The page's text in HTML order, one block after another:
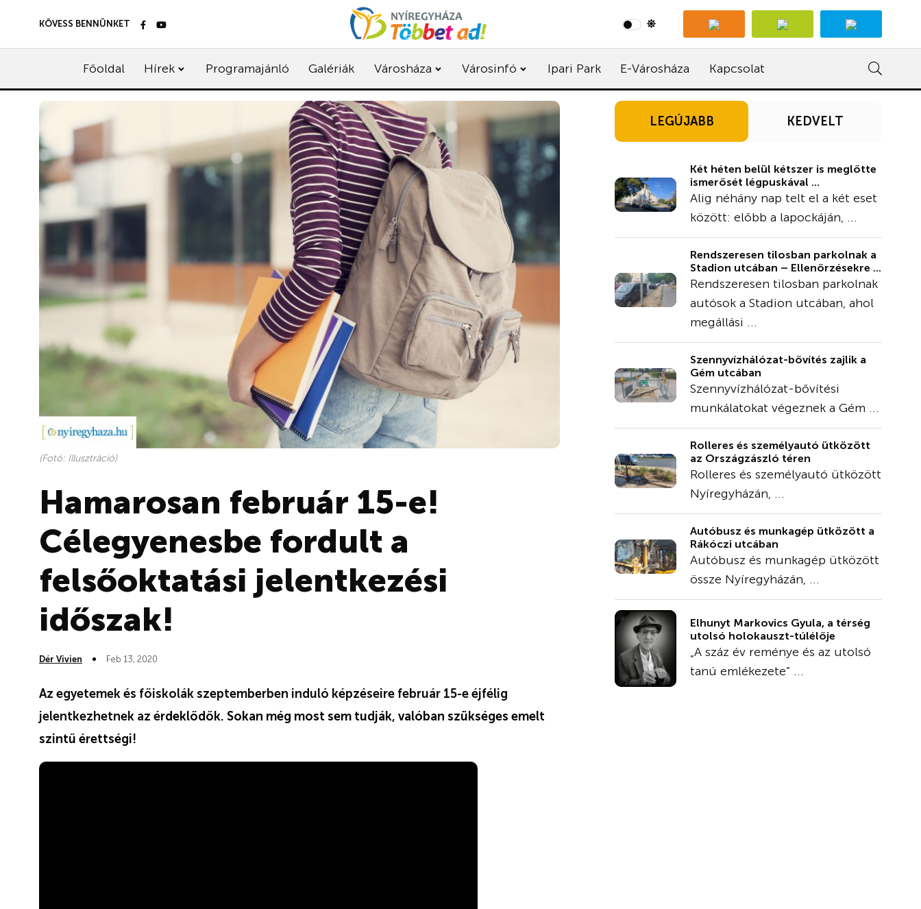
KÖVESS BENNÜNKET
Főoldal Hírek Programajánló Galériák Városháza Városinfó Ipari Park E-Városháza Kapcsolat
(Fotó: Illusztráció)
Hamarosan február 15-e!
Célegyenesbe fordult a
felsőoktatási jelentkezési
időszak!
Dér Vivien Feb 13, 2020
Az egyetemek és főiskolák szeptemberben induló képzéseire február 15-e éjfélig
jelentkezhetnek az érdeklődők. Sokan még most sem tudják, valóban szükséges emelt
szintű érettségi!
LEGÚJABB KEDVELT
Két héten belül kétszer is meglőtte
ismerősét légpuskával ...
Alig néhány nap telt el a két eset
között: előbb a lapockáján, ...
Rendszeresen tilosban parkolnak a
Stadion utcában – Ellenőrzésekre ...
Rendszeresen tilosban parkolnak
autósok a Stadion utcában, ahol
megállási ...
Szennyvízhálózat-bővítés zajlik a
Gém utcában
Szennyvízhálózat-bővítési
munkálatokat végeznek a Gém ...
Rolleres és személyautó ütközött
az Országzászló téren
Rolleres és személyautó ütközött
Nyíregyházán, ...
Autóbusz és munkagép ütközött a
Rákóczi utcában
Autóbusz és munkagép ütközött
össze Nyíregyházán, ...
Elhunyt Markovics Gyula, a térség
utolsó holokauszt-túlélője
„A száz év reménye és az utolsó
tanú emlékezete” ...